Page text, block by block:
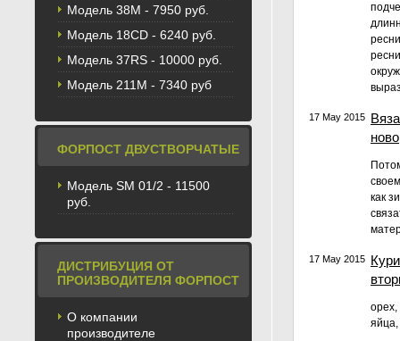
Модель 38M - 7950 руб.
Модель 18CD - 6240 руб.
Модель 37RS - 10000 руб.
Модель 211М - 7340 руб
ФОРПОСТ ДВУСТВОРЧАТЫЕ
Модель SM 01/2 - 11500
руб.
ДИСТРИБУЦИЯ ОТ
ПРОИЗВОДИТЕЛЯ ФОРПОСТ
О компании
производителе
17 May 2015
как
17 May 2015
яйца,